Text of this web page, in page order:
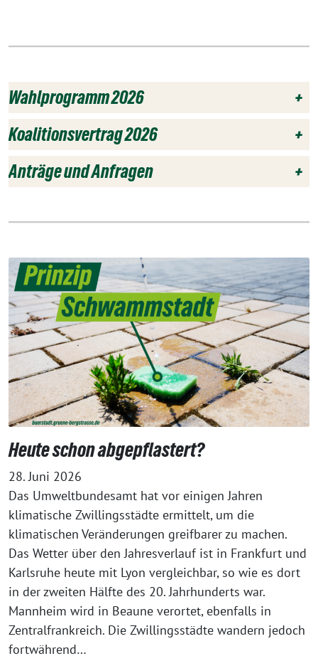
Wahlprogramm 2026
+
Koalitionsvertrag 2026
+
Anträge und Anfragen
+
Heute schon abgepflastert?
28. Juni 2026
Das Umweltbundesamt hat vor einigen Jahren
klimatische Zwillingsstädte ermittelt, um die
klimatischen Veränderungen greifbarer zu machen.
Das Wetter über den Jahresverlauf ist in Frankfurt und
Karlsruhe heute mit Lyon vergleichbar, so wie es dort
in der zweiten Hälfte des 20. Jahrhunderts war.
Mannheim wird in Beaune verortet, ebenfalls in
Zentralfrankreich. Die Zwillingsstädte wandern jedoch
fortwährend…